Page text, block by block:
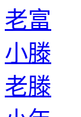
老富
小滕
老滕